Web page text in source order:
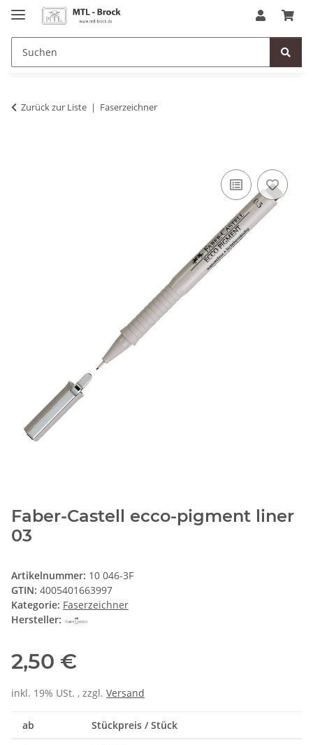
Zurück zur Liste Faserzeichner
Faber-Castell ecco-pigment liner
03
Artikelnummer: 10 046-3F
GTIN: 4005401663997
Kategorie: Faserzeichner
Hersteller:
2,50 €
inkl. 19% USt. , zzgl. Versand
ab Stückpreis / Stück